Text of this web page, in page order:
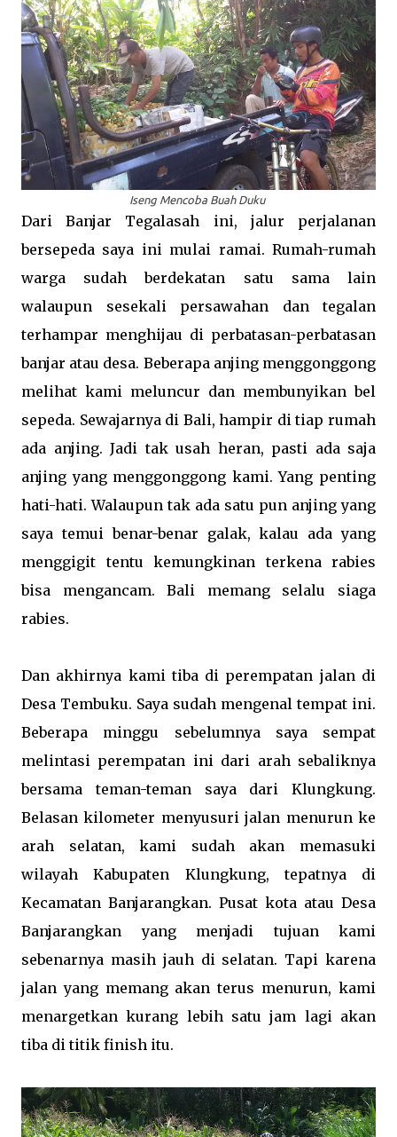
Iseng Mencoba Buah Duku
Dari Banjar Tegalasah ini, jalur perjalanan
bersepeda saya ini mulai ramai. Rumah-rumah
warga sudah berdekatan satu sama lain
walaupun sesekali persawahan dan tegalan
terhampar menghijau di perbatasan-perbatasan
banjar atau desa. Beberapa anjing menggonggong
melihat kami meluncur dan membunyikan bel
sepeda. Sewajarnya di Bali, hampir di tiap rumah
ada anjing. Jadi tak usah heran, pasti ada saja
anjing yang menggonggong kami. Yang penting
hati-hati. Walaupun tak ada satu pun anjing yang
saya temui benar-benar galak, kalau ada yang
menggigit tentu kemungkinan terkena rabies
bisa mengancam. Bali memang selalu siaga
rabies.
Dan akhirnya kami tiba di perempatan jalan di
Desa Tembuku. Saya sudah mengenal tempat ini.
Beberapa minggu sebelumnya saya sempat
melintasi perempatan ini dari arah sebaliknya
bersama teman-teman saya dari Klungkung.
Belasan kilometer menyusuri jalan menurun ke
arah selatan, kami sudah akan memasuki
wilayah Kabupaten Klungkung, tepatnya di
Kecamatan Banjarangkan. Pusat kota atau Desa
Banjarangkan yang menjadi tujuan kami
sebenarnya masih jauh di selatan. Tapi karena
jalan yang memang akan terus menurun, kami
menargetkan kurang lebih satu jam lagi akan
tiba di titik finish itu.